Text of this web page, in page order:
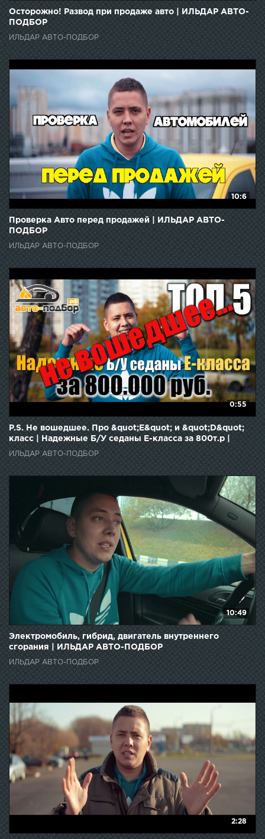
Осторожно! Развод при продаже авто | ИЛЬДАР АВТО-
ПОДБОР
ИЛЬДАР АВТО-ПОДБОР
10:6
Проверка Авто перед продажей | ИЛЬДАР АВТО-
ПОДБОР
ИЛЬДАР АВТО-ПОДБОР
0:55
P.S. Не вошедшее. Про &quot;Е&quot; и &quot;D&quot;
класс | Надежные Б/У седаны E-класса за 800т.р |
ИЛЬДАР АВТО-ПОДБОР
ИЛЬДАР АВТО-ПОДБОР
10:49
Электромобиль, гибрид, двигатель внутреннего
сгорания | ИЛЬДАР АВТО-ПОДБОР
ИЛЬДАР АВТО-ПОДБОР
2:28